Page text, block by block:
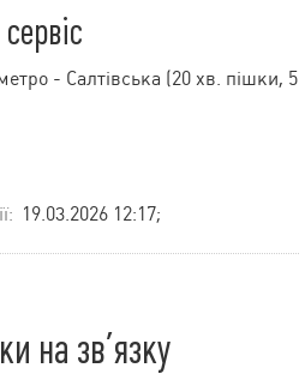
- Салтівська (20 хв. пішки, 5
19.03.2026 12:17;
на зв’язку